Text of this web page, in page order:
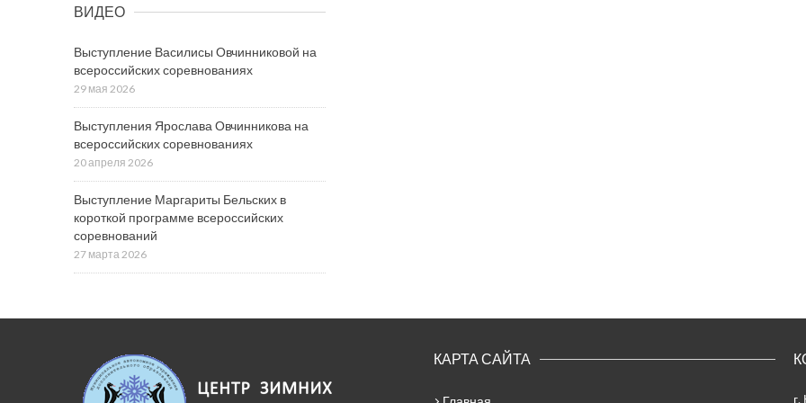
ВИДЕО
Выступление Василисы Овчинниковой на
всероссийских соревнованиях
29 мая 2026
Выступления Ярослава Овчинникова на
всероссийских соревнованиях
20 апреля 2026
Выступление Маргариты Бельских в
короткой программе всероссийских
соревнований
27 марта 2026
КАРТА САЙТА